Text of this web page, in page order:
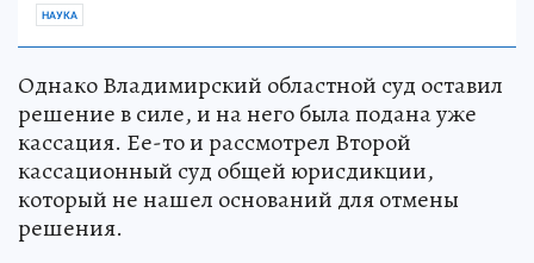
НАУКА
Однако Владимирский областной суд оставил
решение в силе, и на него была подана уже
кассация. Ее-то и рассмотрел Второй
кассационный суд общей юрисдикции,
который не нашел оснований для отмены
решения.